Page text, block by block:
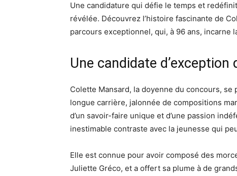
Une candidature qui défie le temps et
révélée. Découvrez l’histoire fascinante de
parcours exceptionnel, qui, à 96 ans, incarne
Une candidate
Colette Mansard, la doyenne du concours,
longue carrière, jalonnée de compositions
d’un savoir-faire unique et d’une passion
inestimable contraste avec la jeunesse qui
Elle est connue pour avoir composé des
Juliette Gréco, et a offert sa plume à de